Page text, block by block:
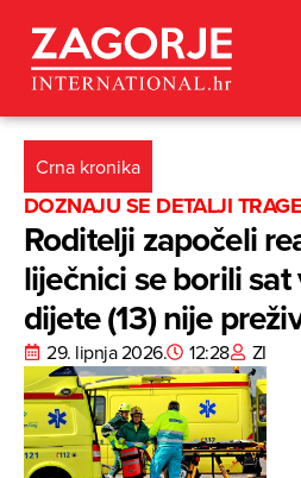
Crna kronika
DOZNAJU SE DETALJI
Roditelji započeli
liječnici se borili
dijete (13) nije
29. lipnja 2026. 12:28 ZI